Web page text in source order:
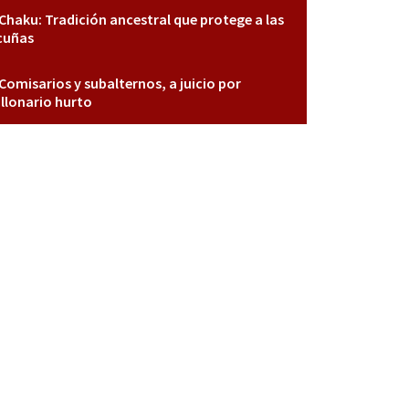
Chaku: Tradición ancestral que protege a las
Comisarios y subalternos, a juicio por
hurto